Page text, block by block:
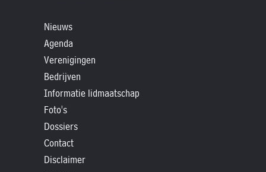
Nieuws
Agenda
Verenigingen
Bedrijven
Informatie lidmaatschap
Foto's
Dossiers
Contact
Disclaimer
Historische
verhalen
Dossiers
Contact
Nieuwsbrieven